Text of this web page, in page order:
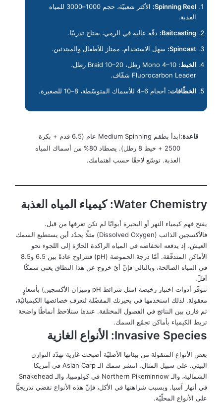
Spinning Reel:
الأكثر شعبيّة، حجم 1000–3000 للمياه
العذبة.
Baitcasting:
دقّة عالية في الرمي، يحتاج تدريبًا.
Spincast: سهل الاستخدام، ممتاز للأطفال والمبتدئين.
الخيط:
Mono 4–10 رطل، Braid 10–20 رطل،
Fluorocarbon Leader شفّاف.
الخطّافات: أحجام 6–4 للأسماك المتوسّطة، 8–10 للصغيرة.
قاعدة:
ابدأ بطقم Medium Spinning عام (6.5 قدم + بكرة
2500 + خيط 8 رطل). يصطاد 80% من أسماك المياه
العذبة. توسّع لاحقًا حسب اهتمامك.
Water Chemistry: كيمياء المياه العذبة
يفتح فهم كيمياء النهر أو البحيرة أبوابًا لم تكن تعرفها من قبل.
فالأكسجين الذائب (Dissolved Oxygen) مثلًا يحدّد أين يستطيع السمك
العيش، إذ يدفعه انخفاضه في المياه الراكدة الحارّة إلى اللجوء نحو
الأماكن المتدفّقة. أمّا درجة الحموضة (pH) فتتراوح عادةً بين 6.5 و8.5
في المياه الصالحة، وبالتالي فإنّ أيّ خروج عن هذا النطاق يعني سمكًا
أقلّ.
تتوفّر أدوات اختبار رخيصة (مثل شرائط pH وميزان الأكسجين) بأسعارٍ
معقولة. لذلك استخدمها في بحيرتك المفضّلة لتعرف خصائصها الكيميائيّة،
ثم قارن بين النتائج في الفصول المختلفة. عندها ستلاحظ أنماطًا واضحة
تربط الكيمياء بأماكن تجمّع السمك.
Invasive Species: الأنواع الغازية
بعض الأنواع المنقولة من بيئاتها الأصليّة أصبحت غازية تهدّد التوازن
البيئي. على سبيل المثال، انتشر سمك الـ Asian Carp في أمريكا
الشمالية، والـ Northern Pikeminnow في كولومبيا، والـ Snakehead
في أنهار آسيا. وبسبب شراهتها في الأكل، فإنّ هذه الأنواع تقضي تدريجيًّا
على الأنواع المحلّيّة.